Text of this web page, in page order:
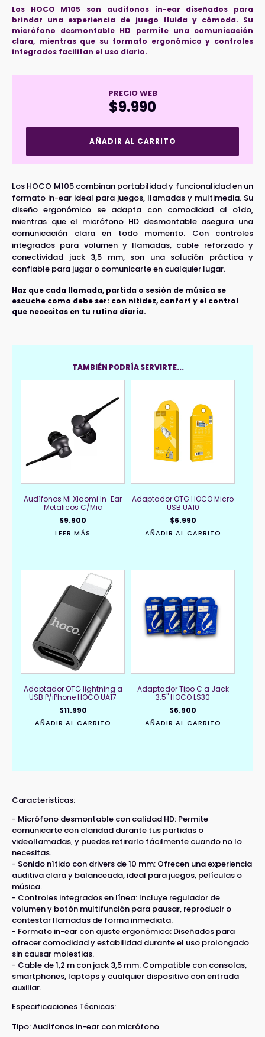
Los HOCO M105 son audífonos in-ear diseñados para
brindar una experiencia de juego fluida y cómoda. Su
micrófono desmontable HD permite una comunicación
clara, mientras que su formato ergonómico y controles
integrados facilitan el uso diario.
PRECIO WEB
$9.990
HOCO
AÑADIR AL CARRITO
Los HOCO M105 combinan portabilidad y funcionalidad en un
formato in-ear ideal para juegos, llamadas y multimedia. Su
diseño ergonómico se adapta con comodidad al oído,
mientras que el micrófono HD desmontable asegura una
comunicación clara en todo momento. Con controles
integrados para volumen y llamadas, cable reforzado y
conectividad jack 3,5 mm, son una solución práctica y
confiable para jugar o comunicarte en cualquier lugar.
Haz que cada llamada, partida o sesión de música se
escuche como debe ser: con nitidez, confort y el control
que necesitas en tu rutina diaria.
TAMBIÉN PODRÍA SERVIRTE...
Audífonos MI Xiaomi In-Ear
Metalicos C/Mic
$9.900
LEER MÁS
Adaptador OTG HOCO Micro
USB UA10
$6.990
AÑADIR AL CARRITO
Adaptador OTG lightning a
USB P/iPhone HOCO UA17
$11.990
AÑADIR AL CARRITO
Adaptador Tipo C a Jack
3.5" HOCO LS30
$6.900
AÑADIR AL CARRITO
Caracteristicas:
- Micrófono desmontable con calidad HD: Permite
comunicarte con claridad durante tus partidas o
videollamadas, y puedes retirarlo fácilmente cuando no lo
necesitas.
- Sonido nítido con drivers de 10 mm: Ofrecen una experiencia
auditiva clara y balanceada, ideal para juegos, películas o
música.
- Controles integrados en línea: Incluye regulador de
volumen y botón multifunción para pausar, reproducir o
contestar llamadas de forma inmediata.
- Formato in-ear con ajuste ergonómico: Diseñados para
ofrecer comodidad y estabilidad durante el uso prolongado
sin causar molestias.
- Cable de 1,2 m con jack 3,5 mm: Compatible con consolas,
smartphones, laptops y cualquier dispositivo con entrada
auxiliar.
Especificaciones Técnicas:
Tipo: Audífonos in-ear con micrófono